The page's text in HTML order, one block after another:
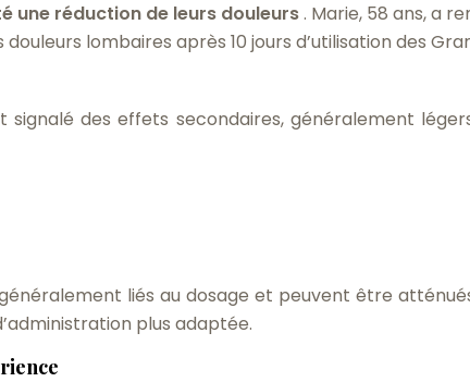
une réduction de leurs douleurs. Marie, 58 ans, a
lombaires après 10 jours d’utilisation des
signalé des effets secondaires, généralement
liés au dosage et peuvent être
plus adaptée.